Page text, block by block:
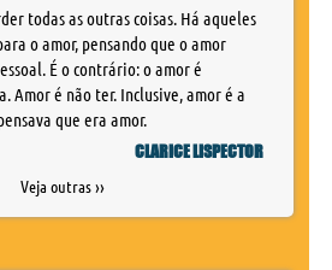
todas as outras coisas. Há aqueles
o amor, pensando que o amor
É o contrário: o amor é
Amor é não ter. Inclusive, amor é a
que era amor.
CLARICE LISPECTOR
Veja outras ››